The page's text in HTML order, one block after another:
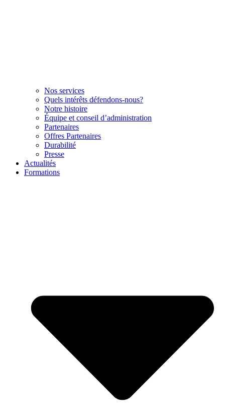
Nos services
Quels intérêts défendons-nous?
Notre histoire
Équipe et conseil d’administration
Partenaires
Offres Partenaires
Durabilité
Presse
Actualités
Formations